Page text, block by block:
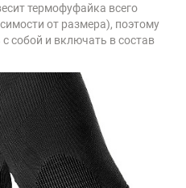
термофуфайка всего
от размера), поэтому
собой и включать в состав